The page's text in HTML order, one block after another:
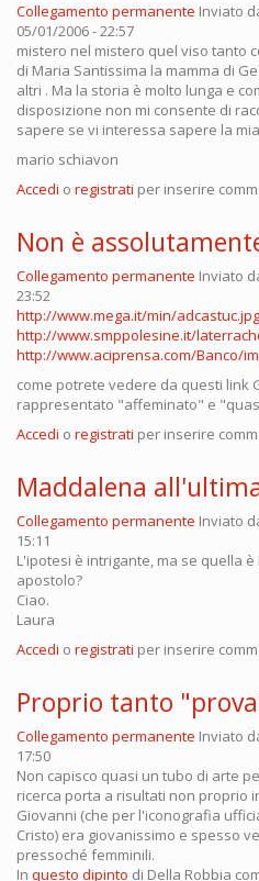
Collegamento permanente Inviato
05/01/2006 - 22:57
mistero nel mistero quel viso tanto
di Maria Santissima la mamma di
altri . Ma la storia è molto lunga e
disposizione non mi consente di
sapere se vi interessa sapere la
mario schiavon
Accedi o registrati per inserire
Non è
Collegamento permanente Inviato
23:52
http://www.mega.it/min/adcastuc.jpg
http://www.smppolesine.it/
http://www.aciprensa.com/Banco/
come potrete vedere da questi link
rappresentato "affeminato" e
Accedi o registrati per inserire
Maddalena
Collegamento permanente Inviato
15:11
L'ipotesi è intrigante, ma se quella
apostolo?
Ciao.
Laura
Accedi o registrati per inserire
Proprio tanto
Collegamento permanente Inviato
17:50
Non capisco quasi un tubo di arte
ricerca porta a risultati non proprio
Giovanni (che per l'iconografia
Cristo) era giovanissimo e spesso
pressoché femminili.
In questo dipinto di Della Robbia